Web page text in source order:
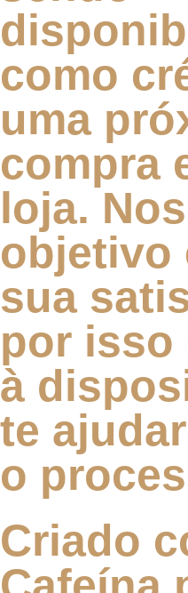
como
uma
compra
loja.
objetivo
sua
por isso
à
te
o
Criado